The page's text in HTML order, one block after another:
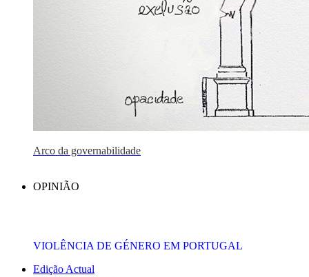
Arco da governabilidade
OPINIÃO
VIOLÊNCIA DE GÉNERO EM PORTUGAL
Edição Actual